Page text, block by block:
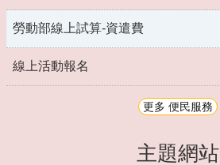
勞動部線上試算-資遣費
線上活動報名
更多 便民服務
主題網站